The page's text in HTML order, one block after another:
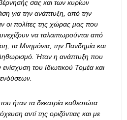
σας και των κυρίων
για την ανάπτυξη, από την
οι πολίτες της χώρας μας που
να ταλαιπωρούνται από
τα Μνημόνια, την Πανδημία και
Ήταν η ανάπτυξη που
του Ιδιωτικού Τομέα και
ήταν τα δεκατρία καθεστώτα
αντί της οριζόντιας και με